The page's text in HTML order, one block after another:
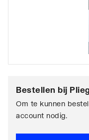
Bestellen bij
Om te kunnen
account nodig.